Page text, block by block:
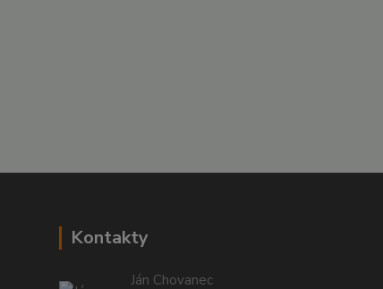
Kontakty
Ján Chovanec